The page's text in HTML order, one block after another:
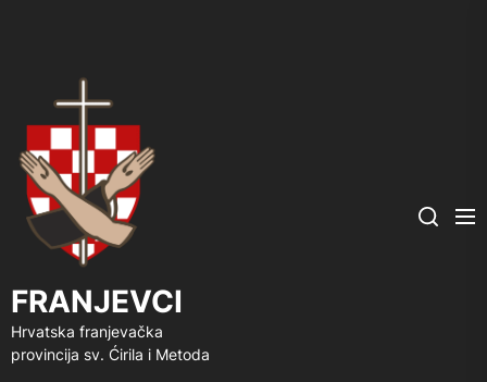
FRANJEVCI
Hrvatska franjevačka
provincija sv. Ćirila i Metoda
Search